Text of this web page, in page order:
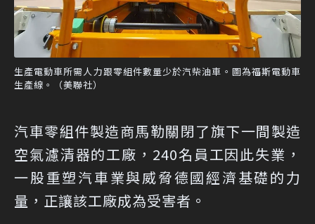
生產電動車所需人力跟零組件數量少於汽柴油車。圖為福斯電動車
生產線。（美聯社）
汽車零組件製造商馬勒關閉了旗下一間製造
空氣濾清器的工廠，240名員工因此失業，
一股重塑汽車業與威脅德國經濟基礎的力
量，正讓該工廠成為受害者。